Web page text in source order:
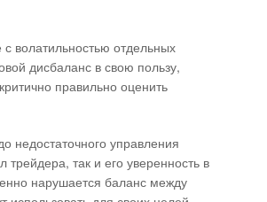
волатильностью отдельных
дисбаланс в свою пользу,
правильно оценить
недостаточного управления
так и его уверенность в
нарушается баланс между